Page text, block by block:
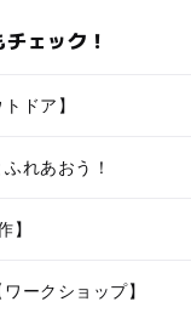
ェック！
ドア】
れあおう！
】
ークショップ】